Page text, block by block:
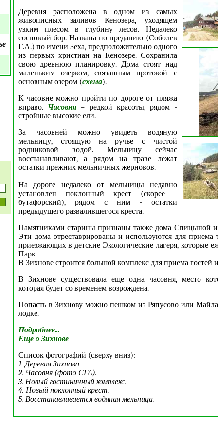
Деревня расположена в одном из самых
живописных заливов Кенозера, уходящем
узким плесом в глубину лесов. Недалеко
сосновый бор. Названа по преданию (Соболев
Г.А.) по имени Зеха, предположительно одного
из первых христиан на Кенозере. Сохранила
свою древнюю планировку. Дома стоят над
маленьким озерком, связанным протокой с
основным озером (схема).
К часовне можно пройти по дороге от пляжа
вправо. Часовня– редкой красоты, рядом -
стройные высокие ели.
За часовней можно увидеть водяную
мельницу, стоящую на ручье с чистой
родниковой водой. Мельницу сейчас
восстанавливают, а рядом на траве лежат
остатки прежних мельничных жерновов.
На дороге недалеко от мельницы недавно
установлен поклонный крест (скорее -
бутафорский), рядом с ним - остатки
предыдущего развалившегося креста.
Памятниками старины признаны также дома Спицыной и
Эти дома отреставрированы и используются для приема
приезжающих в детские Экологические лагеря, которые
Парк.
В Зихнове строится большой комплекс для приема гостей
В Зихнове существовала еще одна часовня, место
которая будет со временем возрождена.
Попасть в Зихнову можно пешком из Ряпусово или
лодке.
Подробнее...
Еще о Зихнове
Список фотографий (сверху вниз):
1. Деревня Зихнова.
2. Часовня (фото СГА).
3. Новый гостиничный комплекс.
4. Новый поклонный крест.
5. Восстанавливается водяная мельница.